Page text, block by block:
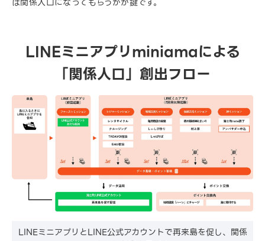
LINEミニアプリminiamaによる
「関係人口」創出フロー
LINEミニアプリとLINE公式アカウントで再来島を促し、関係